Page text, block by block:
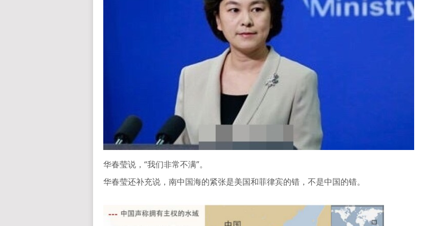
华春莹说，“我们非常不满”。
华春莹还补充说，南中国海的紧张是美国和菲律宾的错，不是中国的错。